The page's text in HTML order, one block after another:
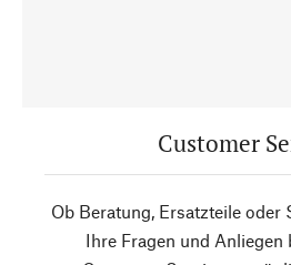
Customer
Ob Beratung, Ersatzteile oder
Ihre Fragen und Anliegen